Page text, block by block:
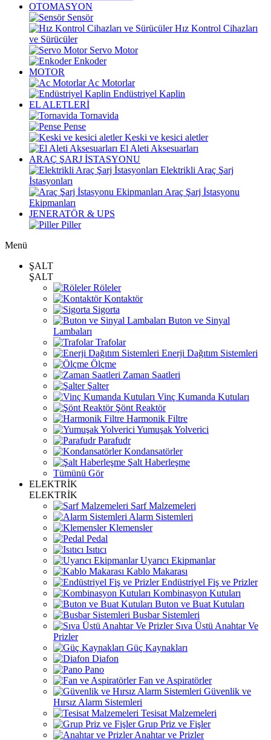
OTOMASYON
Sensör
Hız Kontrol Cihazları
ve Sürücüler
Servo Motor
Enkoder
MOTOR
Ac Motorlar
Endüstriyel Kaplin
EL ALETLERİ
Tornavida
Pense
Keski ve kesici aletler
El Aleti Aksesuarları
ARAÇ ŞARJ İSTASYONU
Elektrikli Araç Şarj
İstasyonları
Araç Şarj İstasyonu
Ekipmanları
JENERATÖR & UPS
Piller
Menü
ŞALT
ŞALT
Röleler
Kontaktör
Sigorta
Buton ve Sinyal
Lambaları
Trafolar
Enerji Dağıtım Sistemleri
Ölçme
Zaman Saatleri
Şalter
Vinç Kumanda Kutuları
Şönt Reaktör
Harmonik Filtre
Yumuşak Yolverici
Parafudr
Kondansatörler
Şalt Haberleşme
Tümünü Gör
ELEKTRİK
ELEKTRİK
Sarf Malzemeleri
Alarm Sistemleri
Klemensler
Pedal
Isıtıcı
Uyarıcı Ekipmanlar
Kablo Makarası
Endüstriyel Fiş ve Prizler
Kombinasyon Kutuları
Buton ve Buat Kutuları
Busbar Sistemleri
Sıva Üstü Anahtar Ve
Prizler
Güç Kaynakları
Diafon
Pano
Fan ve Aspiratörler
Güvenlik ve
Hırsız Alarm Sistemleri
Tesisat Malzemeleri
Grup Priz ve Fişler
Anahtar ve Prizler